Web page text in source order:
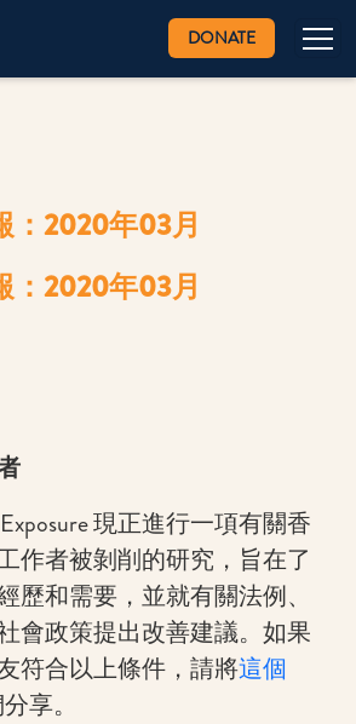
DONATE
：2020年03月
：2020年03月
現正進行一項有關香
作者被剝削的研究，旨在了
歷和需要，並就有關法例、
會政策提出改善建議。如果
符合以上條件，請將這個
享。